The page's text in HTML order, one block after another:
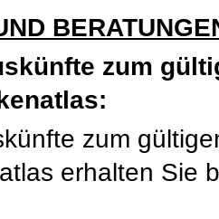
zum
zum
erhalten Sie